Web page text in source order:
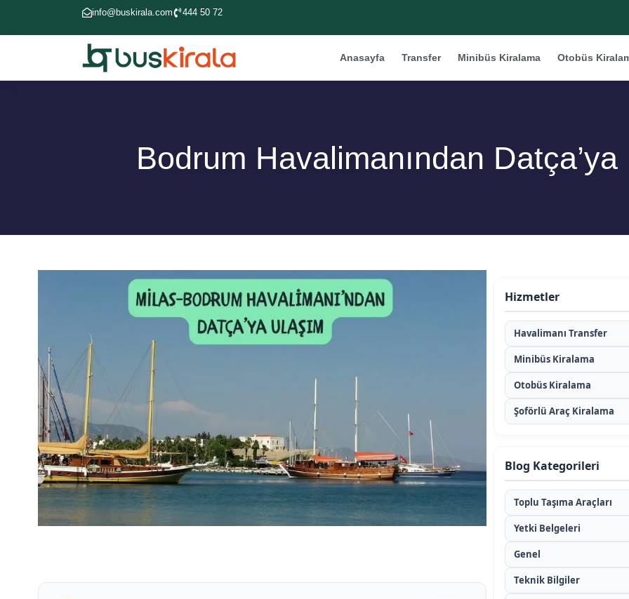
info@buskirala.com 444 50 72
Anasayfa Transfer Minibüs Kiralama Otobüs
Bodrum Havalimanından
Hizmetler
Havalimanı Transfer
Minibüs Kiralama
Otobüs Kiralama
Şoförlü Araç Kiralama
Blog Kategorileri
Toplu Taşıma Araçları
Yetki Belgeleri
Genel
Teknik Bilgiler